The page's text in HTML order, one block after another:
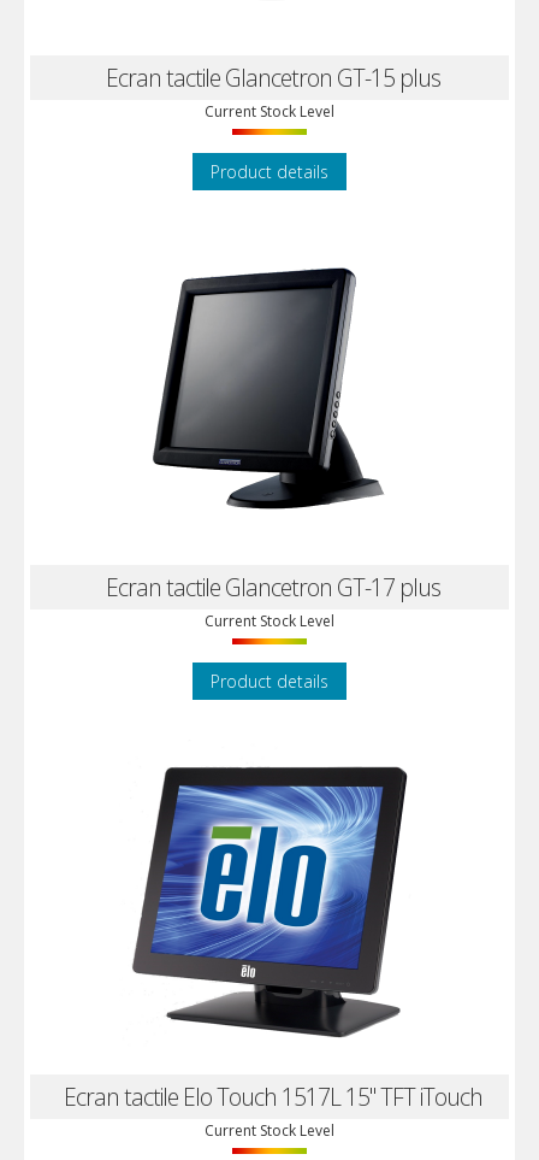
Ecran tactile Glancetron GT-15 plus
Current Stock Level
Product details
Ecran tactile Glancetron GT-17 plus
Current Stock Level
Product details
Ecran tactile Elo Touch 1517L 15" TFT iTouch
Current Stock Level